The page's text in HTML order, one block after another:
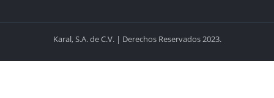
Karal, S.A. de C.V. | Derechos Reservados 2023.